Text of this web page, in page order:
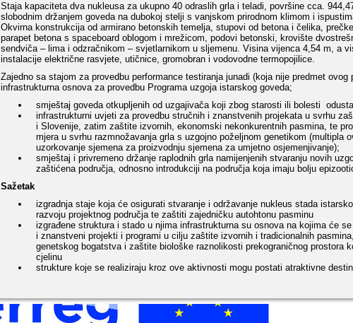
Staja kapaciteta dva nukleusa za ukupno 40 odraslih grla i teladi, površine cca.
slobodnim držanjem goveda na dubokoj stelji s vanjskom prirodnom klimom i
Okvirna konstrukcija od armirano betonskih temelja, stupovi od betona i čelika,
parapet betona s spaceboard oblogom i mrežicom, podovi betonski, krovište
sendviča – lima i odzračnikom – svjetlarnikom u sljemenu. Visina vijenca 4,54 m, a
instalacije električne rasvjete, utičnice, gromobran i vodovodne termopojilice.
Zajedno sa stajom za provedbu performance testiranja junadi (koja nije predmet ovog
infrastrukturna osnova za provedbu Programa uzgoja istarskog goveda;
smještaj goveda otkupljenih od uzgajivača koji zbog starosti ili bolesti
infrastrukturni uvjeti za provedbu stručnih i znanstvenih projekata u svrhu
i Slovenije, zatim zaštite izvornih, ekonomski nekonkurentnih pasmina, te
mjera u svrhu razmnožavanja grla s uzgojno poželjnom genetikom (multipla
uzorkovanje sjemena za proizvodnju sjemena za umjetno osjemenjivanje);
smještaj i privremeno držanje raplodnih grla namijenjenih stvaranju novih
zaštićena područja, odnosno introdukciji na područja koja imaju bolju
Sažetak
izgradnja staje koja će osigurati stvaranje i održavanje nukleus stada
razvoju projektnog područja te zaštiti zajedničku autohtonu pasminu
izgrađene struktura i stado u njima infrastrukturna su osnova na kojima će
i znanstveni projekti i programi u cilju zaštite izvornih i tradicionalnih
genetskog bogatstva i zaštite biološke raznolikosti prekograničnog prostora
cjelinu
strukture koje se realiziraju kroz ove aktivnosti mogu postati atraktivne